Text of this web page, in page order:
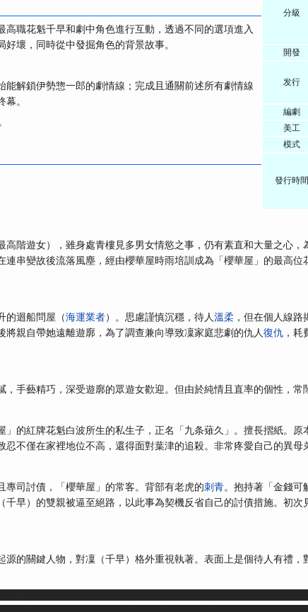
分級
開發
发行
編劇
美工
模式
發行時間
高職花魁千早和劇中角色進行互動，透過不同的選項進入
好壞，同時從中發掘角色的背景故事。
解鎖伊勢惣一郎的劇情線；完成且通關前述所有劇情線
。
最高階遊女），雖身處青樓見多男女情慾之事，仍有素直和大量之心
串變故後流落風塵，經由櫻華屋時雨培訓成為「櫻華屋」的最高
的迴船問屋（海運業者）。思慮謹慎沉穩，待人溫柔 ，但在個人線
親自帶她遠離遊廓，為了調查兼向導致凜家庭悲劇的仇人復仇 ，
手藝精巧，深受遊廓的眾遊女歡迎。但由於純情且直率的個性，常
」的紅牌花魁白波所生的私生子，正名「九条薙久」。擅長摺紙。
不僅在家裡地位不高，還得面對葉津的追殺。非常疼愛自己的異母
司討債，「櫻華屋」的常客。背部有老虎的刺青。抱持著「金錢可
千早）的雙親被逼至絕路，以此事為契機反省自己的討債措施。初
的關鍵人物，對凜（千早）格外重視執著。表面上是個待人有禮，